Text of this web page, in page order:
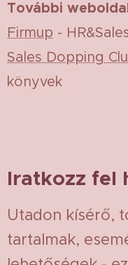
További
Firmup -
Sales Dopping
könyvek
Iratkozz fel
Utadon kísérő,
tartalmak,